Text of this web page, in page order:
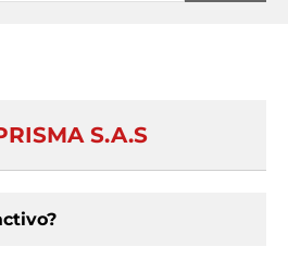
S.A.S